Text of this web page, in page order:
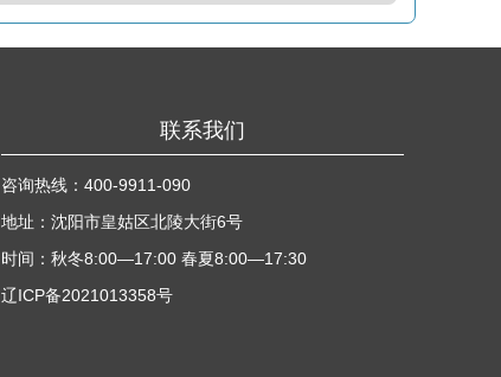
联系我们
咨询热线： 400-9911-090
地址：沈阳市皇姑区北陵大街6号
时间：秋冬8:00—17:00 春夏8:00—17:30
辽ICP备2021013358号